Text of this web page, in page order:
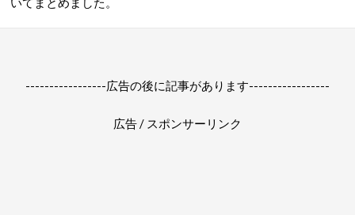
-----------------広告の後に記事があります-----------------
広告 / スポンサーリンク